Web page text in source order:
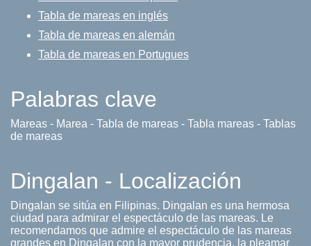
Tabla de mareas en inglés
Tabla de mareas en alemán
Tabla de mareas en Portugues
Palabras clave
Mareas - Marea - Tabla de mareas - Tabla mareas - Tablas
de mareas
Dingalan - Localización
Dingalan se sitúa en Filipinas. Dingalan es una hermosa
ciudad para admirar el espectáculo de las mareas. Le
recomendamos que admire el espectáculo de las mareas
grandes en Dingalan con la mayor prudencia, la pleamar